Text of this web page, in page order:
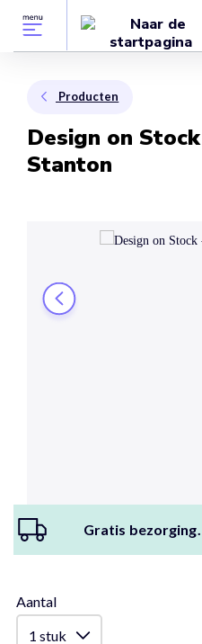
Producten
Design on
Stanton
Gratis bezorging.
Aantal